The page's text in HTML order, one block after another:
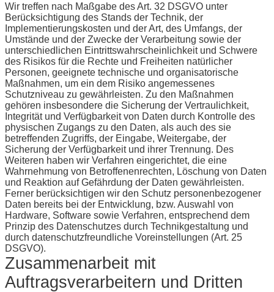
Wir treffen nach Maßgabe des Art. 32 DSGVO unter
Berücksichtigung des Stands der Technik, der
Implementierungskosten und der Art, des Umfangs, der
Umstände und der Zwecke der Verarbeitung sowie der
unterschiedlichen Eintrittswahrscheinlichkeit und Schwere
des Risikos für die Rechte und Freiheiten natürlicher
Personen, geeignete technische und organisatorische
Maßnahmen, um ein dem Risiko angemessenes
Schutzniveau zu gewährleisten. Zu den Maßnahmen
gehören insbesondere die Sicherung der Vertraulichkeit,
Integrität und Verfügbarkeit von Daten durch Kontrolle des
physischen Zugangs zu den Daten, als auch des sie
betreffenden Zugriffs, der Eingabe, Weitergabe, der
Sicherung der Verfügbarkeit und ihrer Trennung. Des
Weiteren haben wir Verfahren eingerichtet, die eine
Wahrnehmung von Betroffenenrechten, Löschung von Daten
und Reaktion auf Gefährdung der Daten gewährleisten.
Ferner berücksichtigen wir den Schutz personenbezogener
Daten bereits bei der Entwicklung, bzw. Auswahl von
Hardware, Software sowie Verfahren, entsprechend dem
Prinzip des Datenschutzes durch Technikgestaltung und
durch datenschutzfreundliche Voreinstellungen (Art. 25
DSGVO).
Zusammenarbeit mit
Auftragsverarbeitern und Dritten